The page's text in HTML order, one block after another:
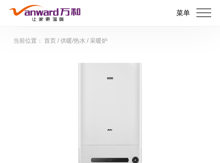
菜单
当前位置： 首页/ 供暖/热水 / 采暖炉